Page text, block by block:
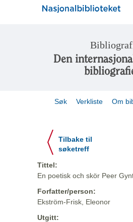
Den
Søk Verkliste Om
Tilbake til
søketreff
Tittel:
En poetisk och skör Peer
Forfatter/person:
Ekström-Frisk, Eleonor
Utgitt: